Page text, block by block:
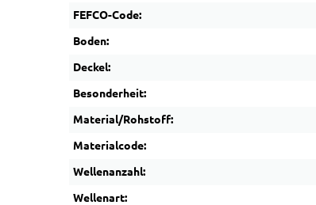
FEFCO-Code:
Boden:
Deckel:
Besonderheit:
Material/Rohstoff:
Materialcode:
Wellenanzahl:
Wellenart: